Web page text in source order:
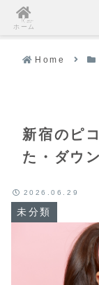
Home
新宿のピ
た・ダウ
未分類
2026.06.29
ホーム